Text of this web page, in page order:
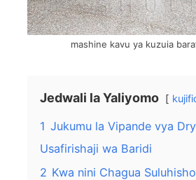
mashine kavu ya kuzuia
Jedwali la Yaliyomo
1 Jukumu la Vipande vya
Usafirishaji wa Baridi
2 Kwa nini Chagua